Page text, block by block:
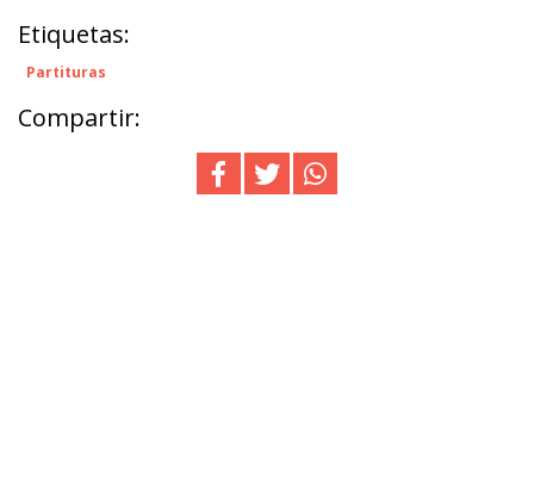
Etiquetas:
Partituras
Compartir: